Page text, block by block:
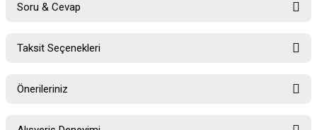
Soru & Cevap
Taksit Seçenekleri
Önerileriniz